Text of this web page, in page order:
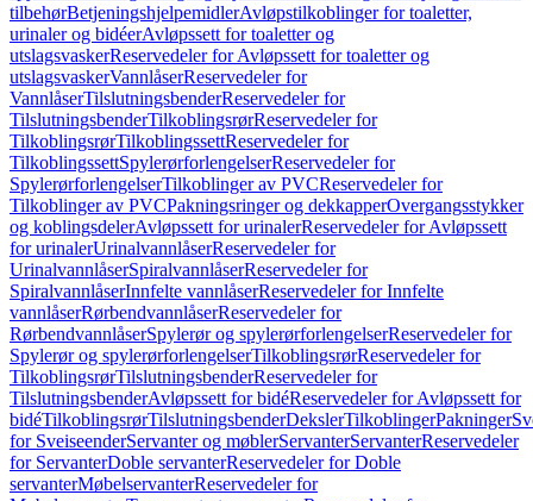
tilbehørBetjeningshjelpemidlerAvløpstilkoblinger for toaletter,
urinaler og bidéerAvløpssett for toaletter og
utslagsvaskerReservedeler for Avløpssett for toaletter og
utslagsvaskerVannlåserReservedeler for
VannlåserTilslutningsbenderReservedeler for
TilslutningsbenderTilkoblingsrørReservedeler for
TilkoblingsrørTilkoblingssettReservedeler for
TilkoblingssettSpylerørforlengelserReservedeler for
SpylerørforlengelserTilkoblinger av PVCReservedeler for
Tilkoblinger av PVCPakningsringer og dekkapperOvergangsstykker
og koblingsdelerAvløpssett for urinalerReservedeler for Avløpssett
for urinalerUrinalvannlåserReservedeler for
UrinalvannlåserSpiralvannlåserReservedeler for
SpiralvannlåserInnfelte vannlåserReservedeler for Innfelte
vannlåserRørbendvannlåserReservedeler for
RørbendvannlåserSpylerør og spylerørforlengelserReservedeler for
Spylerør og spylerørforlengelserTilkoblingsrørReservedeler for
TilkoblingsrørTilslutningsbenderReservedeler for
TilslutningsbenderAvløpssett for bidéReservedeler for Avløpssett for
bidéTilkoblingsrørTilslutningsbenderDekslerTilkoblingerPakninger
for SveiseenderServanter og møblerServanterServanterReservedeler
for ServanterDoble servanterReservedeler for Doble
servanterMøbelservanterReservedeler for